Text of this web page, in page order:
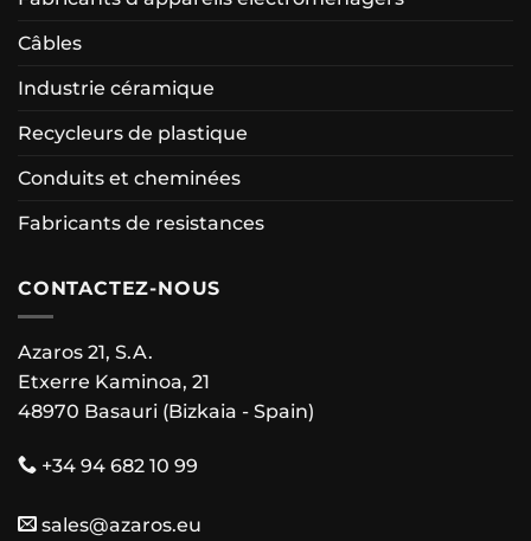
Câbles
Industrie céramique
Recycleurs de plastique
Conduits et cheminées
Fabricants de resistances
CONTACTEZ-NOUS
Azaros 21, S.A.
Etxerre Kaminoa, 21
48970 Basauri (Bizkaia - Spain)
+34 94 682 10 99
sales@azaros.eu